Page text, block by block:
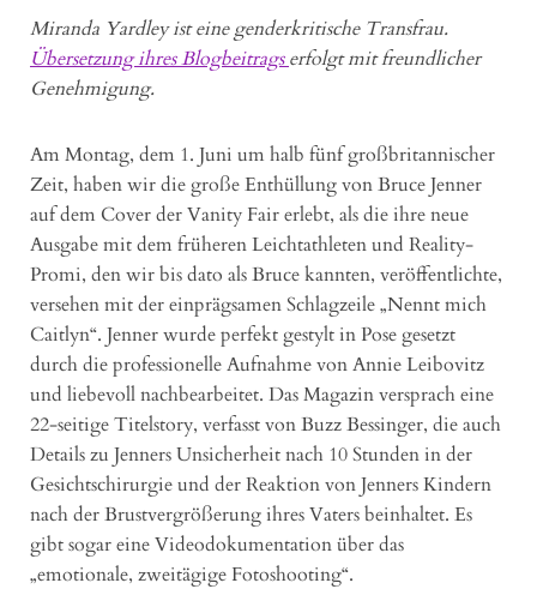
Miranda Yardley ist eine genderkritische Transfrau.
Übersetzung ihres Blogbeitragserfolgt mit freundlicher
Genehmigung.
Am Montag, dem 1. Juni um halb fünf großbritannischer
Zeit, haben wir die große Enthüllung von Bruce Jenner
auf dem Cover der Vanity Fair erlebt, als die ihre neue
Ausgabe mit dem früheren Leichtathleten und Reality-
Promi, den wir bis dato als Bruce kannten, veröffentlichte,
versehen mit der einprägsamen Schlagzeile „Nennt mich
Caitlyn“. Jenner wurde perfekt gestylt in Pose gesetzt
durch die professionelle Aufnahme von Annie Leibovitz
und liebevoll nachbearbeitet. Das Magazin versprach eine
22-seitige Titelstory, verfasst von Buzz Bessinger, die auch
Details zu Jenners Unsicherheit nach 10 Stunden in der
Gesichtschirurgie und der Reaktion von Jenners Kindern
nach der Brustvergrößerung ihres Vaters beinhaltet. Es
gibt sogar eine Videodokumentation über das
„emotionale, zweitägige Fotoshooting“.